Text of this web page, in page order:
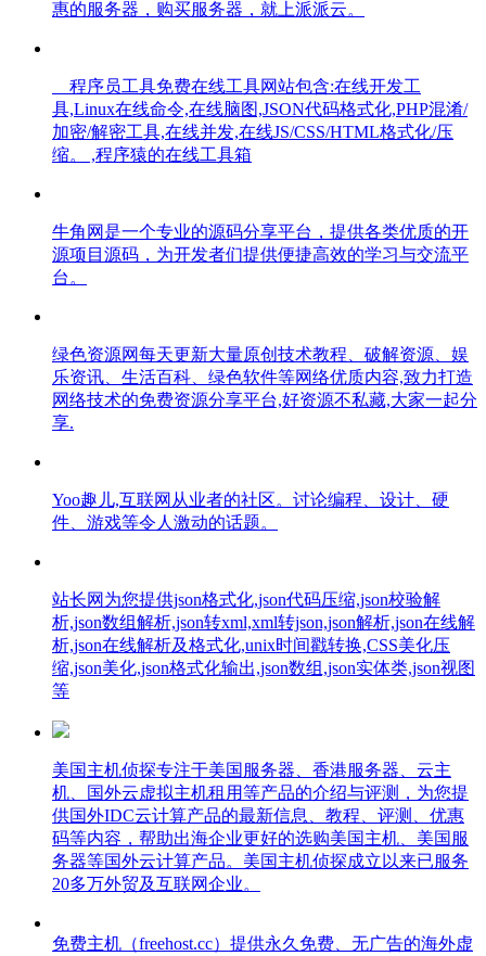
惠的服务器，购买服务器，就上派派云。
程序员工具免费在线工具网站包含:在线开发工
具,Linux在线命令,在线脑图,JSON代码格式化,PHP混淆/
加密/解密工具,在线并发,在线JS/CSS/HTML格式化/压
缩。 ,程序猿的在线工具箱
牛角网是一个专业的源码分享平台，提供各类优质的开
源项目源码，为开发者们提供便捷高效的学习与交流平
台。
绿色资源网每天更新大量原创技术教程、破解资源、娱
乐资讯、生活百科、绿色软件等网络优质内容,致力打造
网络技术的免费资源分享平台,好资源不私藏,大家一起分
享.
Yoo趣儿,互联网从业者的社区。讨论编程、设计、硬
件、游戏等令人激动的话题。
站长网为您提供json格式化,json代码压缩,json校验解
析,json数组解析,json转xml,xml转json,json解析,json在线解
析,json在线解析及格式化,unix时间戳转换,CSS美化压
缩,json美化,json格式化输出,json数组,json实体类,json视图
等
美国主机侦探专注于美国服务器、香港服务器、云主
机、国外云虚拟主机租用等产品的介绍与评测，为您提
供国外IDC云计算产品的最新信息、教程、评测、优惠
码等内容，帮助出海企业更好的选购美国主机、美国服
务器等国外云计算产品。美国主机侦探成立以来已服务
20多万外贸及互联网企业。
免费主机（freehost.cc）提供永久免费、无广告的海外虚